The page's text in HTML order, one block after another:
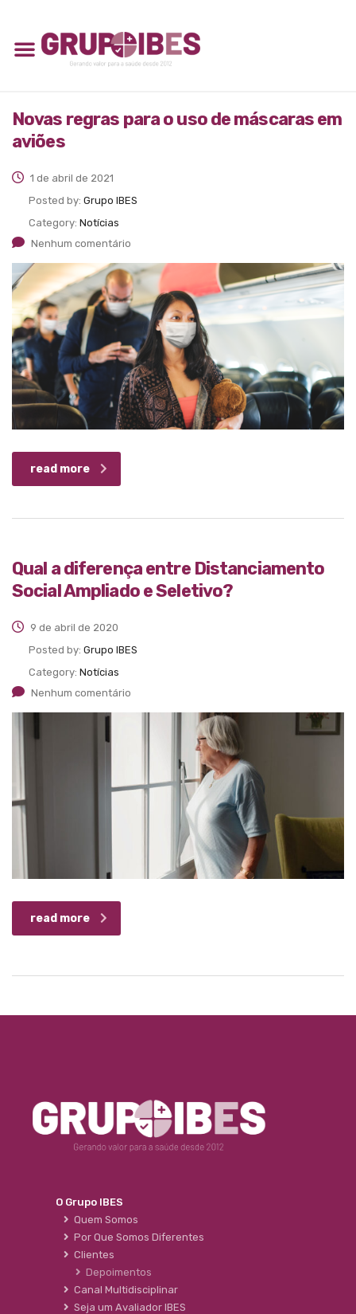
Novas regras para o uso de máscaras em
aviões
1 de abril de 2021
Posted by: Grupo IBES
Category: Notícias
Nenhum comentário
read more
Qual a diferença entre Distanciamento
Social Ampliado e Seletivo?
9 de abril de 2020
Posted by: Grupo IBES
Category: Notícias
Nenhum comentário
read more
O Grupo IBES
Quem Somos
Por Que Somos Diferentes
Clientes
Depoimentos
Canal Multidisciplinar
Seja um Avaliador IBES